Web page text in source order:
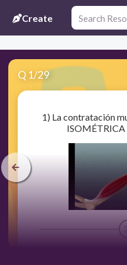
Create
Q 1/29
1) La contratación
ISOMÉTRICA